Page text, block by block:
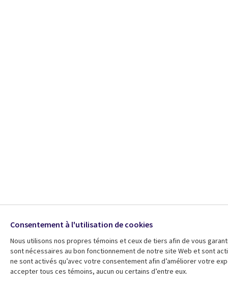
Consentement à l'utilisation de cookies
Nous utilisons nos propres témoins et ceux de tiers afin de vous
sont nécessaires au bon fonctionnement de notre site Web et sont
ne sont activés qu’avec votre consentement afin d’améliorer votre
accepter tous ces témoins, aucun ou certains d’entre eux.